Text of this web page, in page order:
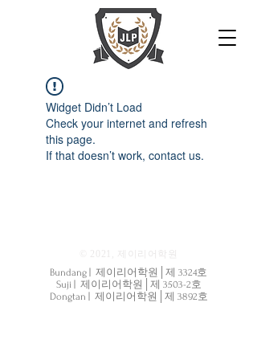
Widget Didn’t Load
Check your internet and refresh
this page.
If that doesn’t work, contact us.
© 2021, 제이리어학원
Bundang | 제이리어학원│제 3324호
Suji | 제이리어학원│제 3503-2호
Dongtan | 제이리어학원│제 3892호